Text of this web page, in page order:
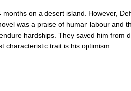
months on a desert island However,
was a praise of human labour and
endure hardships They saved him from
characteristic trait is his optimism